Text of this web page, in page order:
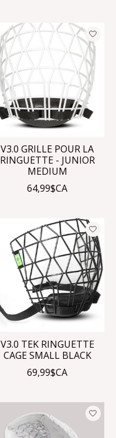
V3.0 GRILLE POUR LA
RINGUETTE - JUNIOR
MEDIUM
64,99$CA
V3.0 TEK RINGUETTE
CAGE SMALL BLACK
69,99$CA